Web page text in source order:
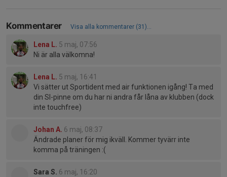
Kommentarer Visa alla kommentarer (31)...
Lena L. 5 maj, 07:56
Ni är alla välkomna!
Lena L. 5 maj, 16:41
Vi sätter ut Sportident med air funktionen igång! Ta med
din SI-pinne om du har ni andra får låna av klubben (dock
inte touchfree)
Johan A. 6 maj, 08:37
Ändrade planer för mig ikväll. Kommer tyvärr inte
komma på träningen :(
Sara S. 6 maj, 16:20